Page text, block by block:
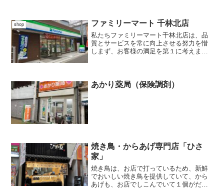
shop ファミリーマート 千林北店
私たちファミリーマート千林北店は、品
質とサービスを常に向上させる努力を惜
しまず、お客様の満足を第１に考えま
て、地域の絆を深める努力を...
あかり薬局（保険調剤）
焼き鳥・からあげ専門店「ひさ
家」
焼き鳥は、お店で打っているため、新鮮
でおいしい焼き鳥を提供していて、から
あげも、お店でしこんでいて１個がだい